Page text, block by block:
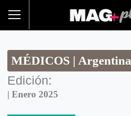
MÉDICOS | Argentina
Edición:
| Enero 2025